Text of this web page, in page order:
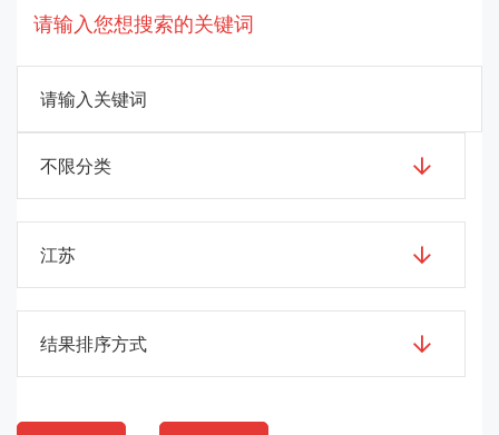
请输入您想搜索的关键词
不限分类
江苏
结果排序方式